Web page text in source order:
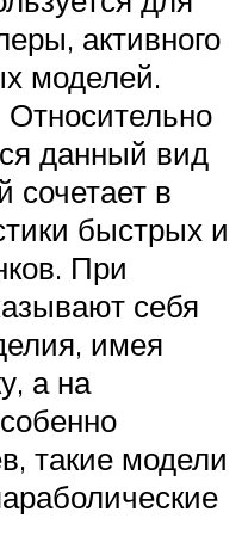
активного
моделей.
данный вид
сочетает в
быстрых и
При
себя
имея
а на
такие модели